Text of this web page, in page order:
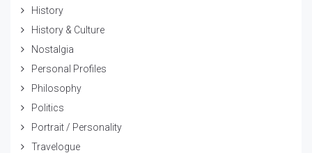
History
History & Culture
Nostalgia
Personal Profiles
Philosophy
Politics
Portrait / Personality
Travelogue